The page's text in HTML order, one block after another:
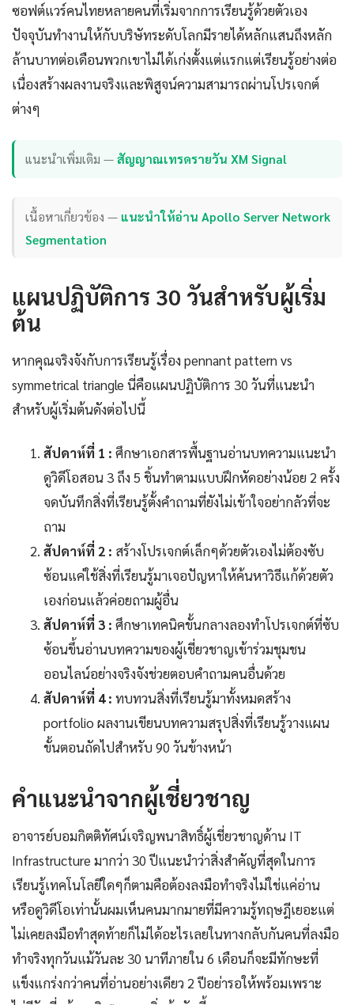
ซอฟต์แวร์คนไทยหลายคนที่เริ่มจากการเรียนรู้ด้วยตัวเอง
ปัจจุบันทำงานให้กับบริษัทระดับโลกมีรายได้หลักแสนถึงหลัก
ล้านบาทต่อเดือนพวกเขาไม่ได้เก่งตั้งแต่แรกแต่เรียนรู้อย่างต่อ
เนื่องสร้างผลงานจริงและพิสูจน์ความสามารถผ่านโปรเจกต์
ต่างๆ
แนะนำเพิ่มเติม —สัญญาณเทรดรายวัน XM Signal
เนื้อหาเกี่ยวข้อง — แนะนำให้อ่าน Apollo Server Network
Segmentation
แผนปฏิบัติการ 30 วันสำหรับผู้เริ่ม
ต้น
หากคุณจริงจังกับการเรียนรู้เรื่อง pennant pattern vs
symmetrical triangle นี่คือแผนปฏิบัติการ 30 วันที่แนะนำ
สำหรับผู้เริ่มต้นดังต่อไปนี้
สัปดาห์ที่ 1 : ศึกษาเอกสารพื้นฐานอ่านบทความแนะนำ
ดูวิดีโอสอน 3 ถึง 5 ชิ้นทำตามแบบฝึกหัดอย่างน้อย 2 ครั้ง
จดบันทึกสิ่งที่เรียนรู้ตั้งคำถามที่ยังไม่เข้าใจอย่ากลัวที่จะ
ถาม
สัปดาห์ที่ 2 : สร้างโปรเจกต์เล็กๆด้วยตัวเองไม่ต้องซับ
ซ้อนแค่ใช้สิ่งที่เรียนรู้มาเจอปัญหาให้ค้นหาวิธีแก้ด้วยตัว
เองก่อนแล้วค่อยถามผู้อื่น
สัปดาห์ที่ 3 : ศึกษาเทคนิคขั้นกลางลองทำโปรเจกต์ที่ซับ
ซ้อนขึ้นอ่านบทความของผู้เชี่ยวชาญเข้าร่วมชุมชน
ออนไลน์อย่างจริงจังช่วยตอบคำถามคนอื่นด้วย
สัปดาห์ที่ 4 : ทบทวนสิ่งที่เรียนรู้มาทั้งหมดสร้าง
portfolio ผลงานเขียนบทความสรุปสิ่งที่เรียนรู้วางแผน
ขั้นตอนถัดไปสำหรับ 90 วันข้างหน้า
คำแนะนำจากผู้เชี่ยวชาญ
อาจารย์บอมกิตติทัศน์เจริญพนาสิทธิ์ผู้เชี่ยวชาญด้าน IT
Infrastructure มากว่า 30 ปีแนะนำว่าสิ่งสำคัญที่สุดในการ
เรียนรู้เทคโนโลยีใดๆก็ตามคือต้องลงมือทำจริงไม่ใช่แค่อ่าน
หรือดูวิดีโอเท่านั้นผมเห็นคนมากมายที่มีความรู้ทฤษฎีเยอะแต่
ไม่เคยลงมือทำสุดท้ายก็ไม่ได้อะไรเลยในทางกลับกันคนที่ลงมือ
ทำจริงทุกวันแม้วันละ 30 นาทีภายใน 6 เดือนก็จะมีทักษะที่
แข็งแกร่งกว่าคนที่อ่านอย่างเดียว 2 ปีอย่ารอให้พร้อมเพราะ